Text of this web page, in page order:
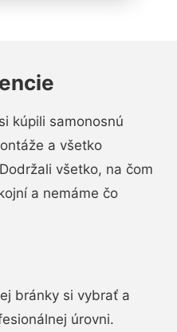
kúpili samonosnú
a všetko
všetko, na čom
a nemáme čo
bránky si vybrať a
úrovni.